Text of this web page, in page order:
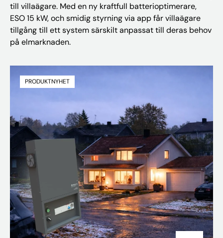
till villaägare. Med en ny kraftfull batterioptimerare,
ESO 15 kW, och smidig styrning via app får villaägare
tillgång till ett system särskilt anpassat till deras behov
på elmarknaden.
PRODUKTNYHET